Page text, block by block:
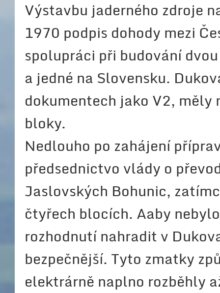
Výstavbu jaderného zdroje
1970 podpis dohody mezi
spolupráci při budování
a jedné na Slovensku.
dokumentech jako V­2,
bloky.
Nedlouho po zahájení
předsednictvo vlády o
Jaslovských Bohunic,
čtyřech blocích. Aaby
rozhodnutí nahradit v
bezpečnější. Tyto zmatky
elektrárně naplno rozběhly